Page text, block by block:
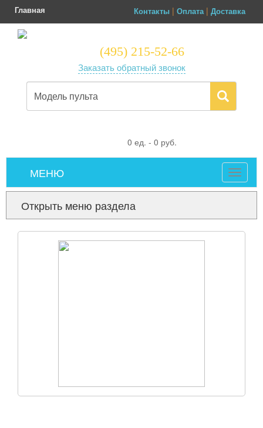
Главная Контакты | Оплата | Доставка
(495) 215-52-66
Заказать обратный звонок
0 ед. - 0 руб.
Toggle
МЕНЮ
Открыть меню раздела